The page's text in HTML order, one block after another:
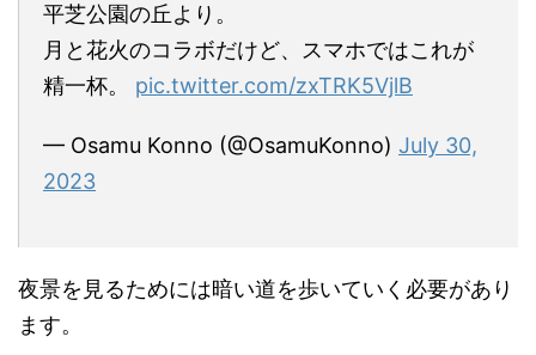
平芝公園の丘より。
月と花火のコラボだけど、スマホではこれが
精一杯。 pic.twitter.com/zxTRK5VjlB
— Osamu Konno (@OsamuKonno) July 30,
2023
夜景を見るためには暗い道を歩いていく必要があり
ます。